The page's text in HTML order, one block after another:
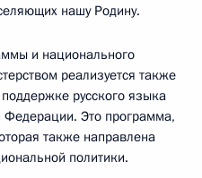
нашу Родину.
и национального
реализуется также
русского языка
Федерации. Это программа,
также направлена
политики.